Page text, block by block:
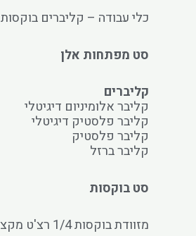
כלי עבודה – קליברים בוקסות
סט מפתחות אלן
קליברים
קליבר אלומיניום דיגיטלי
קליבר פלסטיק דיגיטלי
קליבר פלסטיק
קליבר ברזל
סט בוקסות
מזוודת בוקסות 1/4 רצ'ט מקצועי מגיע עם מגוון מידות